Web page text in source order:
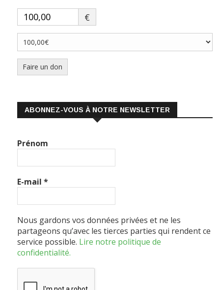
€
Faire un don
ABONNEZ-VOUS À NOTRE NEWSLETTER
Prénom
E-mail *
Nous gardons vos données privées et ne les
partageons qu’avec les tierces parties qui rendent ce
service possible. Lire notre politique de
confidentialité.